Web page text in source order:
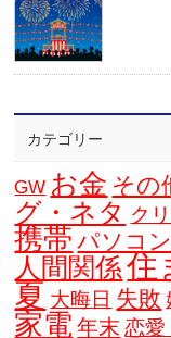
カテゴリー
GW お金 その
グ・ネタ ク
携帯 パソコン
人間関係住
夏 大晦日 失敗
家電 年末 恋愛